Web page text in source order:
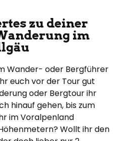
zu deiner
im
Wander- oder Bergführer
euch vor der Tour gut
oder Bergtour ihr
hinauf gehen, bis zum
im Voralpenland
Wollt ihr den